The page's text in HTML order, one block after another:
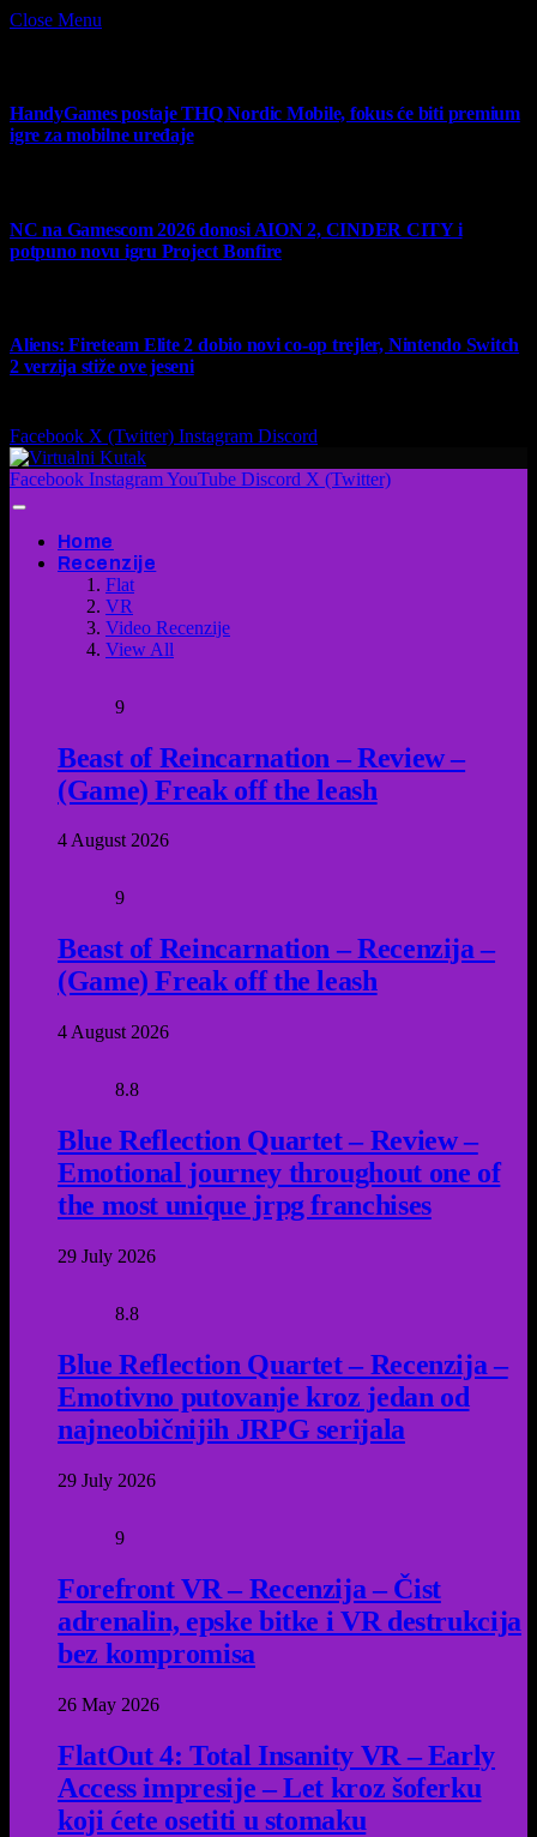
Close Menu
HandyGames postaje THQ Nordic Mobile, fokus će biti premium
igre za mobilne uređaje
NC na Gamescom 2026 donosi AION 2, CINDER CITY i
potpuno novu igru Project Bonfire
Aliens: Fireteam Elite 2 dobio novi co-op trejler, Nintendo Switch
2 verzija stiže ove jeseni
Facebook X (Twitter) Instagram Discord
Facebook InstagramYouTube Discord X (Twitter)
Home
Recenzije
Flat
VR
Video Recenzije
View All
9
Beast of Reincarnation – Review –
(Game) Freak off the leash
4 August 2026
9
Beast of Reincarnation – Recenzija –
(Game) Freak off the leash
4 August 2026
8.8
Blue Reflection Quartet – Review –
Emotional journey throughout one of
the most unique jrpg franchises
29 July 2026
8.8
Blue Reflection Quartet – Recenzija –
Emotivno putovanje kroz jedan od
najneobičnijih JRPG serijala
29 July 2026
9
Forefront VR – Recenzija – Čist
adrenalin, epske bitke i VR destrukcija
bez kompromisa
26 May 2026
FlatOut 4: Total Insanity VR – Early
Access impresije – Let kroz šoferku
koji ćete osetiti u stomaku